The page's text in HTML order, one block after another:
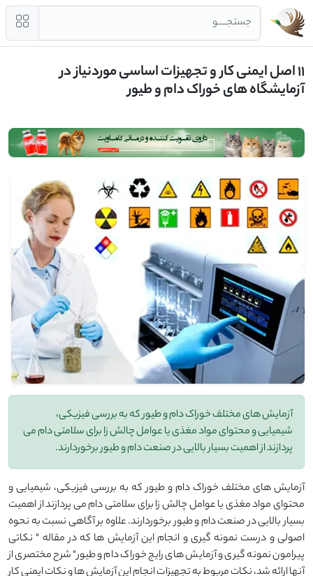
جستجــــو
11 اصل ایمنی کار و تجهیزات اساسی موردنیاز در
آزمایشگاه های خوراک دام و طیور
آزمایش های مختلف خوراک دام و طیور که به بررسی فیزیکی،
شیمیایی و محتوای مواد مغذی یا عوامل چالش زا برای سلامتی دام می
پردازند از اهمیت بسیار بالایی در صنعت دام و طیور برخوردارند.
آزمایش های مختلف خوراک دام و طیور که به بررسی فیزیکی، شیمیایی و
محتوای مواد مغذی یا عوامل چالش زا برای سلامتی دام می پردازند از اهمیت
بسیار بالایی در صنعت دام و طیور برخوردارند. علاوه بر آگاهی نسبت به نحوه
اصولی و درست نمونه گیری و انجام این آزمایش ها که در مقاله " نکاتی
پیرامون نمونه گیری و آزمایش های رایج خوراک دام و طیور" شرح مختصری از